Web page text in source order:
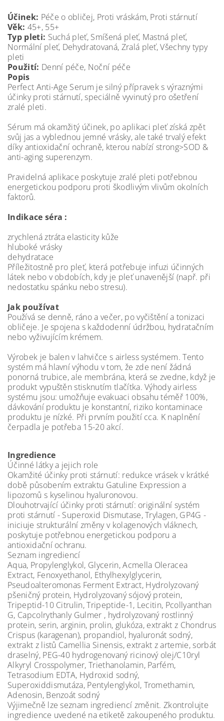
Účinek: Péče o obličej, Proti vráskám, Proti stárnutí
Věk: 45+, 55+
Typ pleti: Suchá pleť, Smíšená pleť, Mastná pleť,
Normální pleť, Dehydratovaná, Zralá pleť, Všechny typy
pleti
Použití: Denní péče, Noční péče
Popis
Perfect Anti-Age Serum je silný přípravek s výraznými
účinky proti stárnutí, speciálně vyvinutý pro ošetření
zralé pleti.
Sérum má okamžitý účinek, po aplikaci pleť získá zpět
svůj jas a vyblednou jemné vrásky, ale také trvalý efekt
díky antioxidační ochraně, kterou nabízí strong>SOD &
anti-aging superenzym.
Pravidelná aplikace poskytuje zralé pleti potřebnou
energetickou podporu proti škodlivým vlivům okolních
faktorů.
Indikace séra :
zrychlená ztráta elasticity kůže
hluboké vrásky
dehydratace
Příležitostně pro pleť, která potřebuje infuzi účinných
látek nebo v obdobích, kdy je pleť unavenější (např. při
nedostatku spánku nebo stresu).
Jak používat
Používá se denně, ráno a večer, po vyčištění a tonizaci
obličeje. Je spojena s každodenní údržbou, hydratačním
nebo vyživujícím krémem.
Výrobek je balen v lahvičce s airless systémem. Tento
systém má hlavní výhodu v tom, že zde není žádná
ponorná trubice, ale membrána, která se zvedne, když je
produkt vypuštěn stisknutím tlačítka. Výhody airless
systému jsou: umožňuje evakuaci obsahu téměř 100%,
dávkování produktu je konstantní, riziko kontaminace
produktu je nízké. Při prvním použití cca. K naplnění
čerpadla je potřeba 15-20 akcí.
Ingredience
Účinné látky a jejich role
Okamžité účinky proti stárnutí: redukce vrásek v krátké
době působením extraktu Gatuline Expression a
lipozomů s kyselinou hyaluronovou.
Dlouhotrvající účinky proti stárnutí: originální systém
proti stárnutí - Superoxid Dismutase, Trylagen, GP4G -
iniciuje strukturální změny v kolagenových vláknech,
poskytuje potřebnou energetickou podporu a
antioxidační ochranu.
Seznam ingrediencí
Aqua, Propylenglykol, Glycerin, Acmella Oleracea
Extract, Fenoxyethanol, Ethylhexylglycerin,
Pseudoalteromonas Ferment Extract, Hydrolyzovaný
pšeničný protein, Hydrolyzovaný sójový protein,
Tripeptid-10 Citrulin, Tripeptide-1, Lecitin, Pcollyanthan
G, Capcolrythanly Gulmer , hydrolyzovaný rostlinný
protein, serin, arginin, prolin, glukóza, extrakt z Chondrus
Crispus (karagenan), propandiol, hyaluronát sodný,
extrakt z listů Camellia Sinensis, extrakt z artemie, sorbát
draselný, PEG-40 hydrogenovaný ricinový olej/C10ryl
Alkyryl Crosspolymer, Triethanolamin, Parfém,
Tetrasodium EDTA, Hydroxid sodný,
Superoxiddismutáza, Pentylenglykol, Tromethamin,
Adenosin, Benzoát sodný
Výjimečně lze seznam ingrediencí změnit. Zkontrolujte
ingredience uvedené na etiketě zakoupeného produktu.